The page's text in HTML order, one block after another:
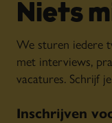
Niets
We sturen iedere
met interviews,
vacatures. Schrijf
Inschrijven